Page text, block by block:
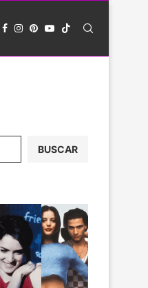
BUSCAR